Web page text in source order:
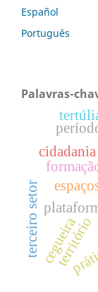
Español
Português
Palavras-
terceiro setor território
cegueira
cidadania